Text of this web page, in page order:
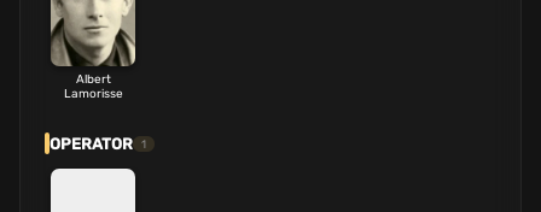
Albert
Lamorisse
OPERATOR 1